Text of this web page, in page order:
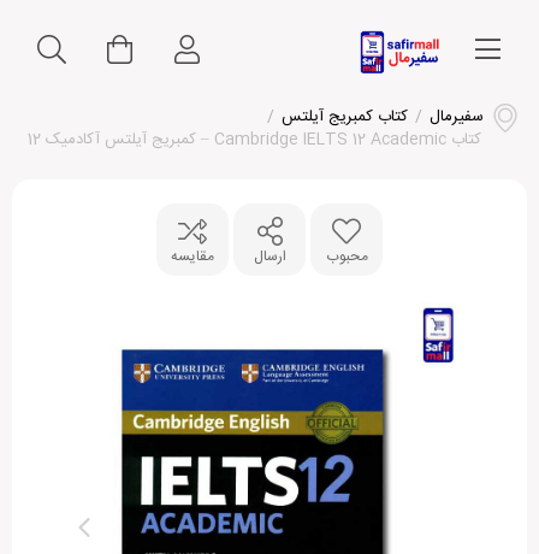
سفیرمال / کتاب کمبریج آیلتس /
کتاب Cambridge IELTS 12 Academic – کمبریج آیلتس آکادمیک 12
محبوب ارسال مقایسه